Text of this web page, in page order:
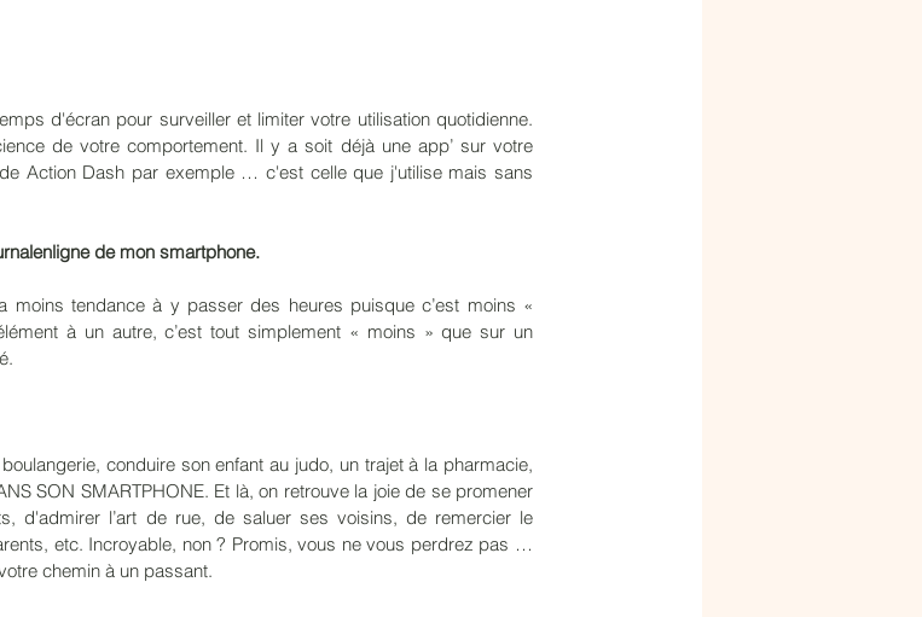
d'écran pour surveiller et limiter votre utilisation quotidienne.
de votre comportement. Il y a soit déjà une app’ sur votre
Action Dash par exemple … c'est celle que j'utilise mais sans
de mon smartphone.
moins tendance à y passer des heures puisque c’est moins «
à un autre, c’est tout simplement « moins » que sur un
conduire son enfant au judo, un trajet à la pharmacie,
SON SMARTPHONE. Et là, on retrouve la joie de se promener
d'admirer l’art de rue, de saluer ses voisins, de remercier le
etc. Incroyable, non ? Promis, vous ne vous perdrez pas …
chemin à un passant.